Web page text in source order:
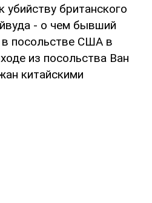
британского
- о чем бывший
посольстве США в
из посольства Ван
китайскими